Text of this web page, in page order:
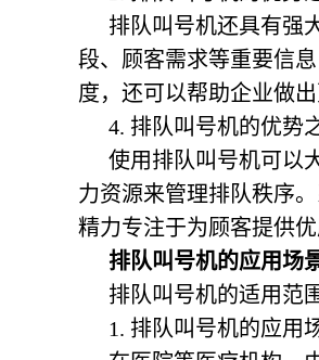
排队叫号机还具有强
段、顾客需求等重要信
度，还可以帮助企业做
4. 排队叫号机的优势
使用排队叫号机可以
力资源来管理排队秩序
精力专注于为顾客提供优
排队叫号机的应用场景
排队叫号机的适用范
1. 排队叫号机的应用